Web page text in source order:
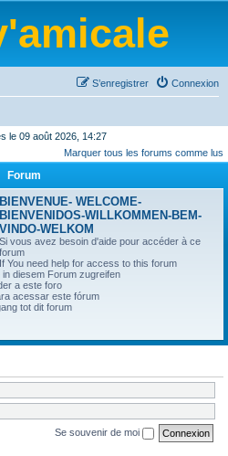
Connexion
S’enregistrer
le 09 août 2026, 14:27
Marquer tous les forums comme lus
Forum
BIENVENUE- WELCOME-
BIENVENIDOS-WILLKOMMEN-BEM-
VINDO-WELKOM
Si vous avez besoin d'aide pour accéder à ce
forum
If You need help for access to this forum
diesem Forum zugreifen
a este foro
acessar este fórum
tot dit forum
Se souvenir de moi